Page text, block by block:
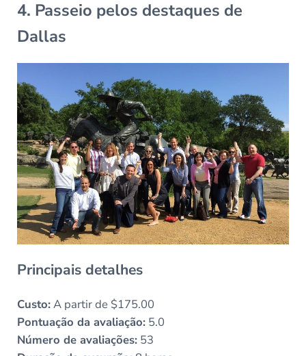
4. Passeio pelos destaques de
Dallas
Principais detalhes
Custo:A partir de $175.00
Pontuação da avaliação:5.0
Número de avaliações:53